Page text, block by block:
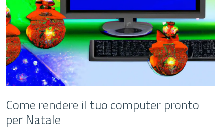
Come rendere il tuo computer pronto
per Natale